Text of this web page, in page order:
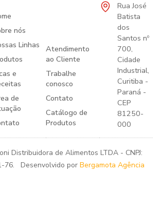
nós
Linhas
e
de
Atendimento
ao Cliente
Trabalhe
conosco
Contato
Catálogo de
Produtos
Rua José
Batista
dos
Santos nº
700,
Cidade
Industrial,
Curitiba -
Paraná -
CEP
81250-
000
Distribuidora de Alimentos LTDA - CNPJ:
76. Desenvolvido por Bergamota Agência